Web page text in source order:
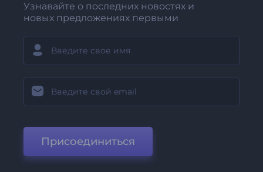
Узнавайте о последних новостях и
новых предложениях первыми
Присоединиться